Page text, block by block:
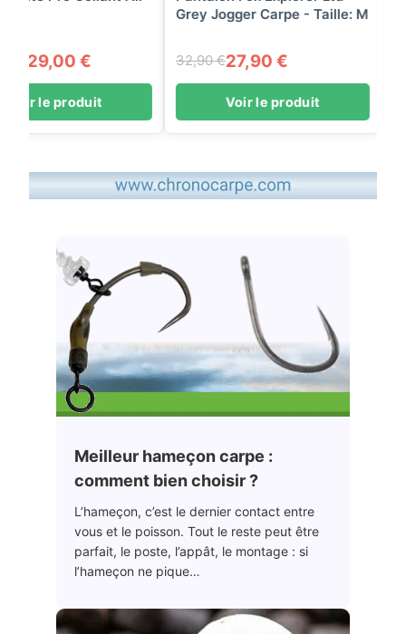
28,90 € 89,90 €
Meilleur hameçon carpe :
comment bien choisir ?
L’hameçon, c’est le dernier contact entre
vous et le poisson. Tout le reste peut être
parfait, le poste, l’appât, le montage : si
l’hameçon ne pique…